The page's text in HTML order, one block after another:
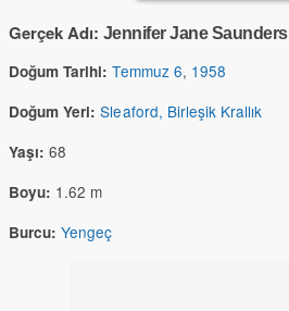
Gerçek Adı: Jennifer Jane Saunders
Doğum Tarihi: Temmuz 6, 1958
Doğum Yeri: Sleaford, Birleşik Krallık
Yaşı: 68
Boyu: 1.62 m
Burcu: Yengeç